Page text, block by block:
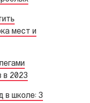
мест и
в 2023
в школе: 3